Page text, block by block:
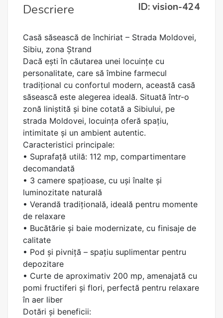
Descriere ID: vision-424
Casă săsească de închiriat – Strada Moldovei,
Sibiu, zona Ștrand
Dacă ești în căutarea unei locuințe cu
personalitate, care să îmbine farmecul
tradițional cu confortul modern, această casă
săsească este alegerea ideală. Situată într-o
zonă liniștită și bine cotată a Sibiului, pe
strada Moldovei, locuința oferă spațiu,
intimitate și un ambient autentic.
Caracteristici principale:
• Suprafață utilă: 112 mp, compartimentare
decomandată
• 3 camere spațioase, cu uși înalte și
luminozitate naturală
• Verandă tradițională, ideală pentru momente
de relaxare
• Bucătărie și baie modernizate, cu finisaje de
calitate
• Pod și pivniță – spațiu suplimentar pentru
depozitare
• Curte de aproximativ 200 mp, amenajată cu
pomi fructiferi și flori, perfectă pentru relaxare
în aer liber
Dotări și beneficii: